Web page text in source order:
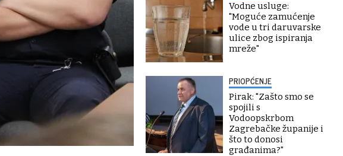
Vodne usluge:
"Moguće zamućenje
vode u tri daruvarske
ulice zbog ispiranja
mreže"
PRIOPĆENJE
Pirak: "Zašto smo se
spojili s
Vodoopskrbom
Zagrebačke županije i
što to donosi
građanima?"